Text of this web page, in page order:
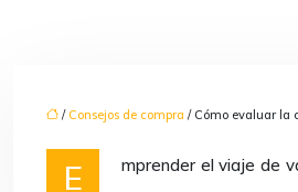
/ Consejos de compra / Cómo evaluar la
Emprender el viaje de valorar la calidad del sonido y el sistema de entretenimiento en un coche deportivo es tan emocionante como conducir uno. Este artículo se embarca